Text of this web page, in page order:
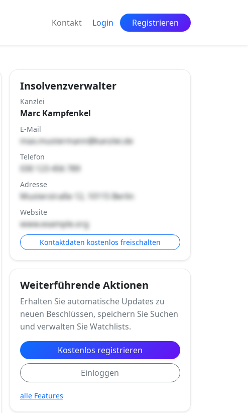
Kontakt Login Registrieren
Insolvenzverwalter
Kanzlei
Marc Kampfenkel
E-Mail
max.mustermann@kanzlei.de
Telefon
030 123 456 789
Adresse
Musterstraße 12, 10115 Berlin
Website
www.example.org
Kontaktdaten kostenlos freischalten
Weiterführende Aktionen
Erhalten Sie automatische Updates zu
neuen Beschlüssen, speichern Sie Suchen
und verwalten Sie Watchlists.
Kostenlos registrieren
Einloggen
alle Features